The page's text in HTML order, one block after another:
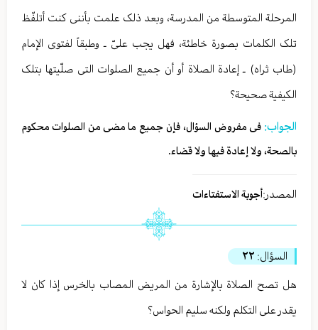
المرحلة المتوسطة من المدرسة، وبعد ذلک علمت بأننی کنت أتلفّظ
تلک الکلمات بصورة خاطئة، فهل یجب علیّ ـ وطبقاً لفتوی الإمام
(طاب ثراه) ـ إعادة الصلاة أو أن جمیع الصلوات التی صلّیتها بتلک
الکیفیة صحیحة؟
الجواب:فی مفروض السؤال، فإن جمیع ما مضی من الصلوات محکوم
بالصحة، ولا إعادة فیها ولا قضاء.
المصدر:أجوبة الاستفتاءات
السؤال: ٢٢
هل تصح الصلاة بالإشارة من المریض المصاب بالخرس إذا کان لا
یقدر علی التکلم ولکنه سلیم الحواس؟